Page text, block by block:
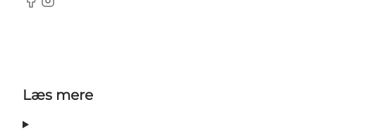
Facebook
Instagram
Læs mere